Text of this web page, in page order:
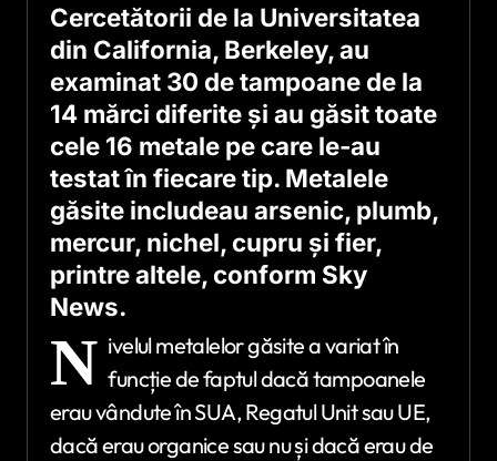
Cercetătorii de la Universitatea
din California, Berkeley, au
examinat 30 de tampoane de la
14 mărci diferite și au găsit toate
cele 16 metale pe care le-au
testat în fiecare tip. Metalele
găsite includeau arsenic, plumb,
mercur, nichel, cupru și fier,
printre altele, conform Sky
News.
N ivelul metalelor găsite a variat în
funcție de faptul dacă tampoanele
erau vândute în SUA, Regatul Unit sau UE,
dacă erau organice sau nu și dacă erau de